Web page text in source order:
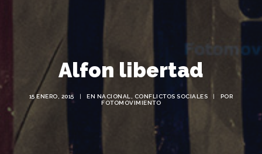
Alfon libertad
15 ENERO, 2015 | EN NACIONAL CONFLICTOS SOCIALES |
POR
FOTOMOVIMIENTO